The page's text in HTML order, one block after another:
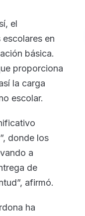
el
en
básica.
proporciona
la carga
escolar.
donde los
a
de
afirmó.
ha